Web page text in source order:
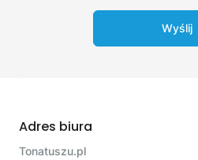
Wyślij
Adres biura
Tonatuszu.pl